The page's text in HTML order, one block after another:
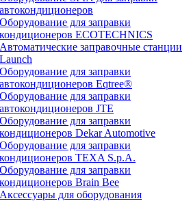
автокондиционеров
Оборудование для заправки
кондиционеров ECOTECHNICS
Автоматические заправочные станции
Launch
Оборудование для заправки
автокондиционеров Eqtree®
Оборудование для заправки
автокондиционеров JTE
Оборудование для заправки
кондиционеров Dekar Automotive
Оборудование для заправки
кондиционеров TEXA S.p.A.
Оборудование для заправки
кондиционеров Brain Bee
Аксессуары для оборудования